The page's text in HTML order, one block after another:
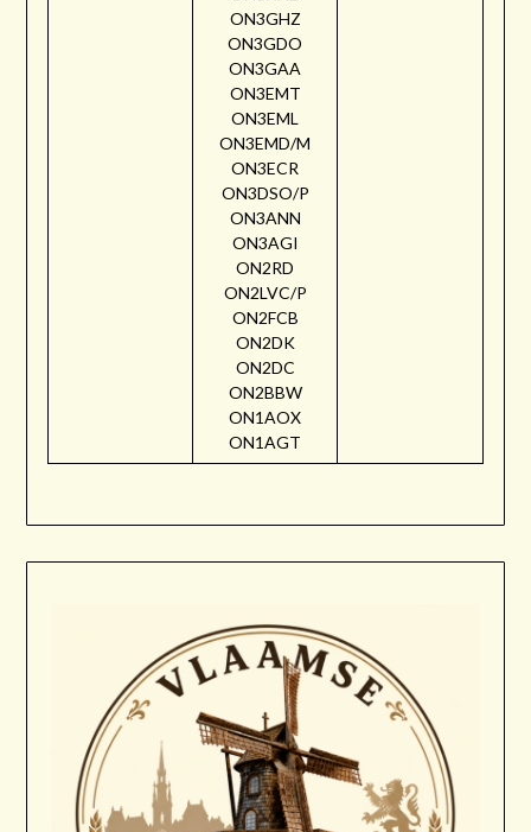
ON3GHZ
ON3GDO
ON3GAA
ON3EMT
ON3EML
ON3EMD/M
ON3ECR
ON3DSO/P
ON3ANN
ON3AGI
ON2RD
ON2LVC/P
ON2FCB
ON2DK
ON2DC
ON2BBW
ON1AOX
ON1AGT